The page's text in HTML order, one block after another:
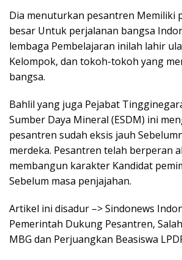
Dia menuturkan pesantren Memiliki
besar Untuk perjalanan bangsa
lembaga Pembelajaran inilah lahir
Kelompok, dan tokoh-tokoh yang
bangsa.
Bahlil yang juga Pejabat
Sumber Daya Mineral (ESDM) ini
pesantren sudah eksis jauh
merdeka. Pesantren telah berperan
membangun karakter Kandidat
Sebelum masa penjajahan.
Artikel ini disadur –> Sindonews
Pemerintah Dukung Pesantren,
MBG dan Perjuangkan Beasiswa